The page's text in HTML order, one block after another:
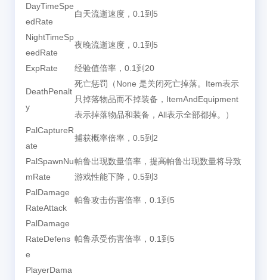
DayTimeSpe
edRate
白天流逝速度，0.1到5
NightTimeSp
eedRate
夜晚流逝速度，0.1到5
ExpRate 经验值倍率，0.1到20
DeathPenalt
y
死亡惩罚（None 是关闭死亡掉落。Item表示
只掉落物品而不掉装备，ItemAndEquipment
表示掉落物品和装备，All表示全部都掉。）
PalCaptureR
ate
捕获概率倍率，0.5到2
PalSpawnNu
mRate
帕鲁出现数量倍率，提高帕鲁出现数量将导致
游戏性能下降，0.5到3
PalDamage
RateAttack
帕鲁攻击伤害倍率，0.1到5
PalDamage
RateDefens
e
帕鲁承受伤害倍率，0.1到5
PlayerDama